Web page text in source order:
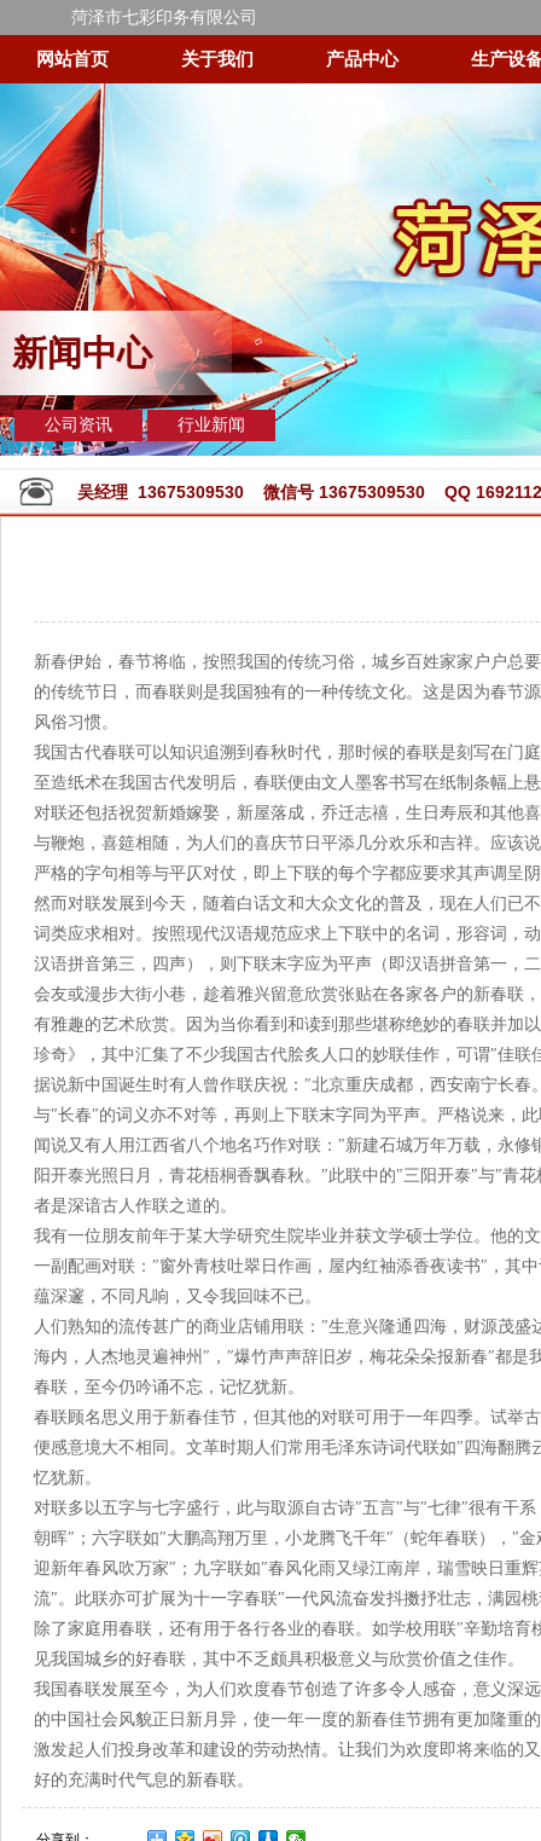
菏泽市七彩印务有限公司
网站首页 关于我们 产品中心 生产设
新闻中心
公司资讯 行业新闻
吴经理 13675309530 微信号 13675309530 QQ
新春伊始，春节将临，按照我国的传统习俗，城乡百姓家家户户总
的传统节日，而春联则是我国独有的一种传统文化。这是因为春节
风俗习惯。
我国古代春联可以知识追溯到春秋时代，那时候的春联是刻写在门
至造纸术在我国古代发明后，春联便由文人墨客书写在纸制条幅上
对联还包括祝贺新婚嫁娶，新屋落成，乔迁志禧，生日寿辰和其他
与鞭炮，喜筵相随，为人们的喜庆节日平添几分欢乐和吉祥。应该
严格的字句相等与平仄对仗，即上下联的每个字都应要求其声调呈
然而对联发展到今天，随着白话文和大众文化的普及，现在人们已
词类应求相对。按照现代汉语规范应求上下联中的名词，形容词，
汉语拼音第三，四声），则下联末字应为平声（即汉语拼音第一，
会友或漫步大街小巷，趁着雅兴留意欣赏张贴在各家各户的新春联
有雅趣的艺术欣赏。因为当你看到和读到那些堪称绝妙的春联并加
珍奇》，其中汇集了不少我国古代脍炙人口的妙联佳作，可谓″佳联
据说新中国诞生时有人曾作联庆祝：″北京重庆成都，西安南宁长
与″长春″的词义亦不对等，再则上下联末字同为平声。严格说来，
闻说又有人用江西省八个地名巧作对联：″新建石城万年万载，永
阳开泰光照日月，青花梧桐香飘春秋。″此联中的″三阳开泰″与″青
者是深谙古人作联之道的。
我有一位朋友前年于某大学研究生院毕业并获文学硕士学位。他的
一副配画对联：″窗外青枝吐翠日作画，屋内红袖添香夜读书″，其
蕴深邃，不同凡响，又令我回味不已。
人们熟知的流传甚广的商业店铺用联：″生意兴隆通四海，财源茂
海内，人杰地灵遍神州″，″爆竹声声辞旧岁，梅花朵朵报新春″都
春联，至今仍吟诵不忘，记忆犹新。
春联顾名思义用于新春佳节，但其他的对联可用于一年四季。试举
便感意境大不相同。文革时期人们常用毛泽东诗词代联如″四海翻
忆犹新。
对联多以五字与七字盛行，此与取源自古诗″五言″与″七律″很有干
朝晖″；六字联如″大鹏高翔万里，小龙腾飞千年″（蛇年春联），″
迎新年春风吹万家″；九字联如″春风化雨又绿江南岸，瑞雪映日重
流″。此联亦可扩展为十一字春联″一代风流奋发抖擞抒壮志，满园
除了家庭用春联，还有用于各行各业的春联。如学校用联″辛勤培
见我国城乡的好春联，其中不乏颇具积极意义与欣赏价值之佳作。
我国春联发展至今，为人们欢度春节创造了许多令人感奋，意义深
的中国社会风貌正日新月异，使一年一度的新春佳节拥有更加隆重
激发起人们投身改革和建设的劳动热情。让我们为欢度即将来临的
好的充满时代气息的新春联。